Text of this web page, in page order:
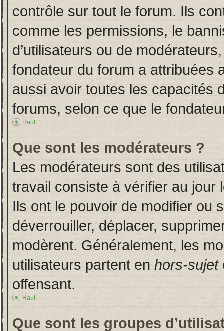
contrôle sur tout le forum. Ils
comme les permissions, le
d’utilisateurs ou de
fondateur du forum a attribuées
aussi avoir toutes les capacités
forums, selon ce que le
Haut
Que sont les modérateurs ?
Les modérateurs sont des
travail consiste à vérifier au jour
Ils ont le pouvoir de modifier ou
déverrouiller, déplacer,
modèrent. Généralement, les
utilisateurs partent en hors-sujet
offensant.
Haut
Que sont les groupes